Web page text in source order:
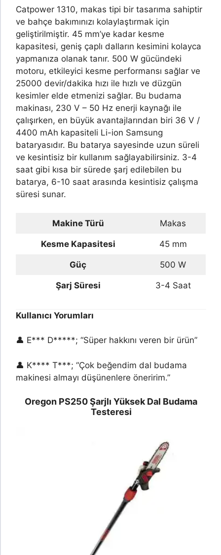
Catpower 1310, makas tipi bir tasarıma sahiptir
ve bahçe bakımınızı kolaylaştırmak için
geliştirilmiştir. 45 mm’ye kadar kesme
kapasitesi, geniş çaplı dalların kesimini kolayca
yapmanıza olanak tanır. 500 W gücündeki
motoru, etkileyici kesme performansı sağlar ve
25000 devir/dakika hızı ile hızlı ve düzgün
kesimler elde etmenizi sağlar. Bu budama
makinası, 230 V – 50 Hz enerji kaynağı ile
çalışırken, en büyük avantajlarından biri 36 V /
4400 mAh kapasiteli Li-ion Samsung
bataryasıdır. Bu batarya sayesinde uzun süreli
ve kesintisiz bir kullanım sağlayabilirsiniz. 3-4
saat gibi kısa bir sürede şarj edilebilen bu
batarya, 6-10 saat arasında kesintisiz çalışma
süresi sunar.
Makine Türü Makas
Kesme Kapasitesi 45 mm
Güç 500 W
Şarj Süresi 3-4 Saat
Kullanıcı Yorumları
👤 E*** D*****; “Süper hakkını veren bir ürün”
👤 K**** T***; “Çok beğendim dal budama
makinesi almayı düşünenlere öneririm.”
Oregon PS250 Şarjlı Yüksek Dal Budama
Testeresi